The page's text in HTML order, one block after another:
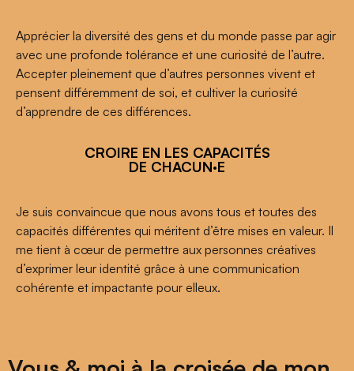
Apprécier la diversité des gens et du monde passe par agir
avec une profonde tolérance et une curiosité de l’autre.
Accepter pleinement que d’autres personnes vivent et
pensent différemment de soi, et cultiver la curiosité
d’apprendre de ces différences.
CROIRE EN LES CAPACITÉS
DE CHACUN·E
Je suis convaincue que nous avons tous et toutes des
capacités différentes qui méritent d’être mises en valeur. Il
me tient à cœur de permettre aux personnes créatives
d’exprimer leur identité grâce à une communication
cohérente et impactante pour elleux.